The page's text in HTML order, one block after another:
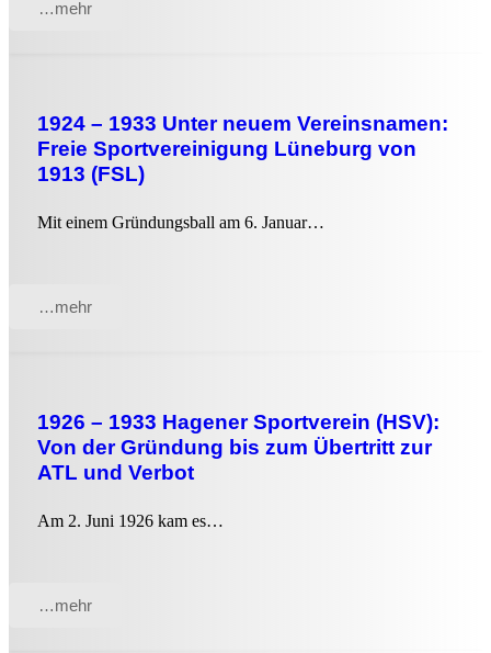
…mehr
1924 – 1933 Unter neuem Vereinsnamen:
Freie Sportvereinigung Lüneburg von
1913 (FSL)
Mit einem Gründungsball am 6. Januar…
…mehr
1926 – 1933 Hagener Sportverein (HSV):
Von der Gründung bis zum Übertritt zur
ATL und Verbot
Am 2. Juni 1926 kam es…
…mehr